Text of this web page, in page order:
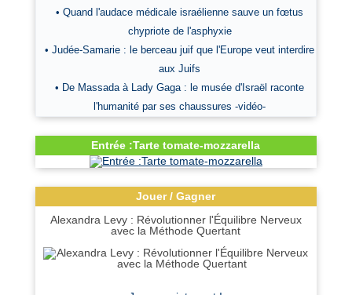
• Quand l'audace médicale israélienne sauve un fœtus
chypriote de l'asphyxie
• Judée-Samarie : le berceau juif que l'Europe veut interdire
aux Juifs
• De Massada à Lady Gaga : le musée d'Israël raconte
l'humanité par ses chaussures -vidéo-
Entrée :Tarte tomate-mozzarella
Jouer / Gagner
Alexandra Levy : Révolutionner l'Équilibre Nerveux
avec la Méthode Quertant